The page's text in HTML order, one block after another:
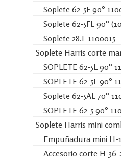
Soplete 62-5F 90°
Soplete 62-5FL 90°
Soplete 28.L 1100015
Soplete Harris corte
SOPLETE 62-5L 90°
SOPLETE 62-5L 90°
Soplete 62-5AL 70°
SOPLETE 62-5 90°
Soplete Harris mini
Empuñadura mini H-
Accesorio corte H-36-